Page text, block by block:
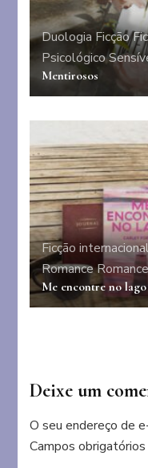
Duologia Ficção
Psicológico
Mentirosos
Ficção
Romance
Me encontre no lago
Deixe um
O seu endereço de
Campos